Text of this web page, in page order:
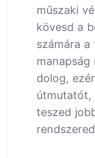
műszaki
kövesd a
számára a
manapság
dolog,
útmutatót,
teszed